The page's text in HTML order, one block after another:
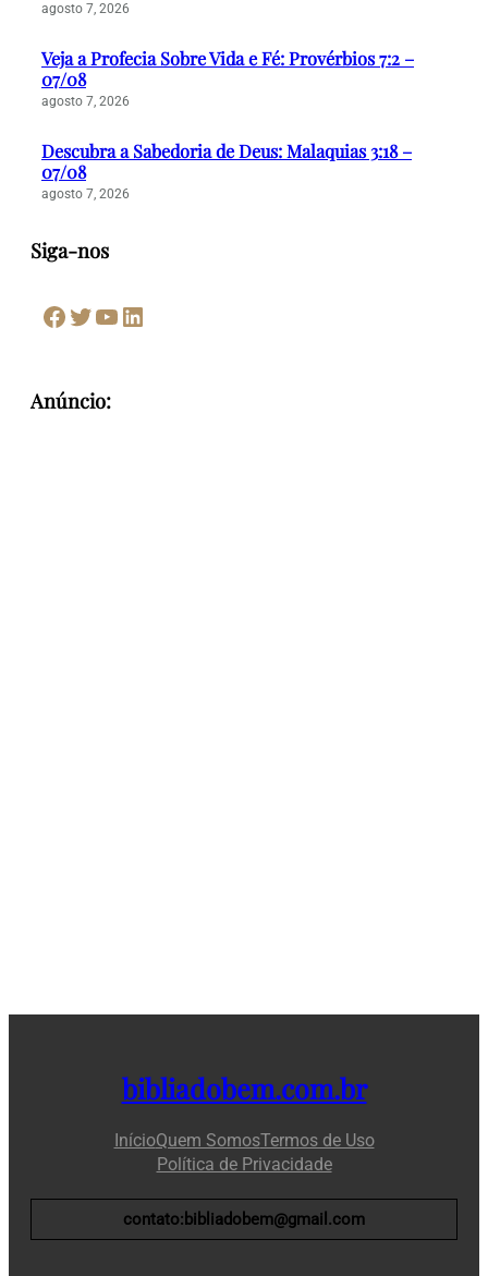
agosto 7, 2026
Veja a Profecia Sobre Vida e Fé: Provérbios 7:2 –
07/08
agosto 7, 2026
Descubra a Sabedoria de Deus: Malaquias 3:18 –
07/08
agosto 7, 2026
Siga-nos
Facebook Twitter Youtube LinkedIn
Anúncio:
bibliadobem.com.br
InícioQuem SomosTermos de Uso
Política de Privacidade
contato:bibliadobem@gmail.com